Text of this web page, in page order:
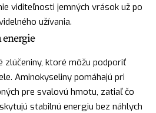
viditeľnosti jemných vrások už po
užívania.
energie
zlúčeniny, ktoré môžu podporiť
Aminokyseliny pomáhajú pri
pre svalovú hmotu, zatiaľ čo
stabilnú energiu bez náhlych